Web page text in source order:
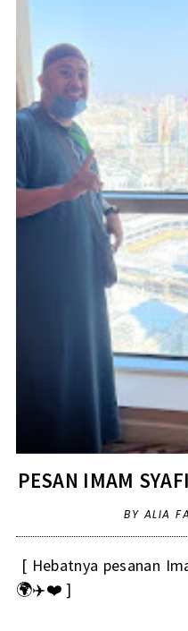
PESAN IMAM
BY ALIA
[ Hebatnya pesanan
🌍✈️❤️ ]